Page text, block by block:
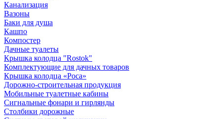
Канализация
Вазоны
Баки для душа
Кашпо
Компостер
Дачные туалеты
Крышка колодца "Rostok"
Комплектующие для дачных товаров
Крышка колодца «Роса»
Дорожно-строительная продукция
Мобильные туалетные кабины
Сигнальные фонари и гирлянды
Столбики дорожные